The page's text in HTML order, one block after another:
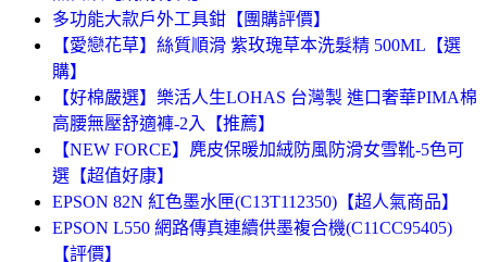
多功能大款戶外工具鉗【團購評價】
【愛戀花草】絲質順滑 紫玫瑰草本洗髮精 500ML【選
購】
【好棉嚴選】樂活人生LOHAS 台灣製 進口奢華PIMA棉
高腰無壓舒適褲-2入【推薦】
【NEW FORCE】麂皮保暖加絨防風防滑女雪靴-5色可
選【超值好康】
EPSON 82N 紅色墨水匣(C13T112350)【超人氣商品】
EPSON L550 網路傳真連續供墨複合機(C11CC95405)
【評價】